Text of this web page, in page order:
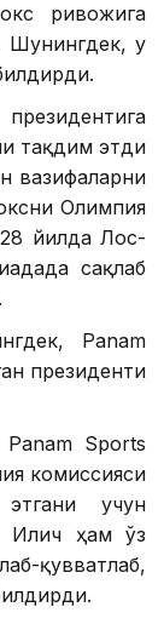
ривожига
Шунингдек, у
тақдим этди
вазифаларни
Олимпия
йилда Лос-
сақлаб
Panam
президенти
Sports
комиссияси
учун
Илич ҳам ўз
қувватлаб,